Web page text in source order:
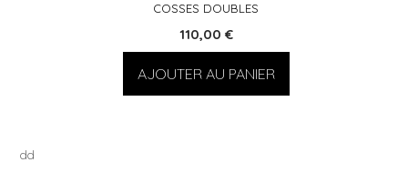
COSSES DOUBLES
110,00 €
AJOUTER AU PANIER
dd